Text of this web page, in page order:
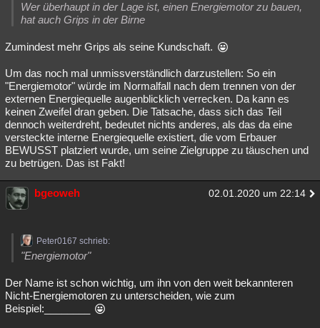
Wer überhaupt in der Lage ist, einen Energiemotor zu bauen,
hat auch Grips in der Birne
Zumindest mehr Grips als seine Kundschaft.
Um das noch mal unmissverständlich darzustellen: So ein
"Energiemotor" würde im Normalfall nach dem trennen von der
externen Energiequelle augenblicklich verrecken. Da kann es
keinen Zweifel dran geben. Die Tatsache, dass sich das Teil
dennoch weiterdreht, bedeutet nichts anderes, als das da eine
versteckte interne Energiequelle existiert, die vom Erbauer
BEWUSST platziert wurde, um seine Zielgruppe zu täuschen und
zu betrügen. Das ist Fakt!
bgeoweh 02.01.2020 um 22:14
Peter0167 schrieb:
"Energiemotor"
Der Name ist schon wichtig, um ihn von den weit bekannteren
Nicht-Energiemotoren zu unterscheiden, wie zum
Beispiel:________